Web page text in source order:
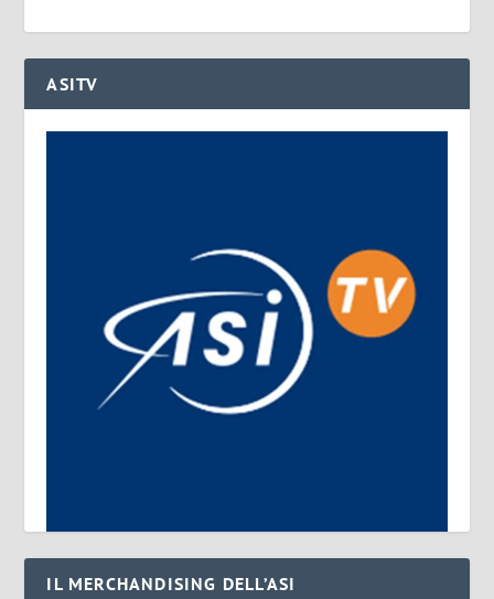
ASITV
IL MERCHANDISING DELL’ASI